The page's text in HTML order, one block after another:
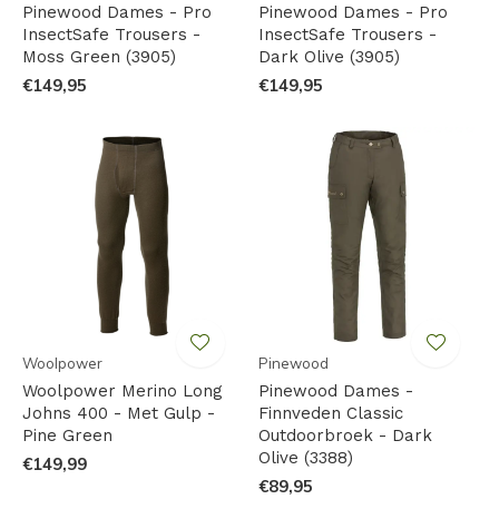
Pinewood Dames - Pro
InsectSafe Trousers -
Moss Green (3905)
€149,95
Pinewood Dames - Pro
InsectSafe Trousers -
Dark Olive (3905)
€149,95
Woolpower
Woolpower Merino Long
Johns 400 - Met Gulp -
Pine Green
€149,99
Pinewood
Pinewood Dames -
Finnveden Classic
Outdoorbroek - Dark
Olive (3388)
€89,95